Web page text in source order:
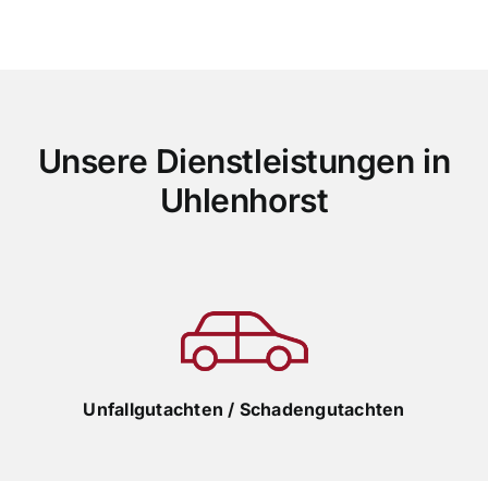
Unsere Dienstleistungen in
Uhlenhorst
Unfallgutachten / Schadengutachten